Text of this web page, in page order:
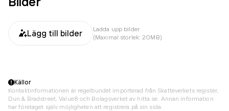
Lägg till bilder
Ladda upp bilder
(Maximal storlek: 20MB)
Källor
Kontaktinformationen är regelbundet importerad från Skatteverkets register,
Dun & Bradstreet, Value8 och Bolagsverket av hitta.se. Annan information
har företaget själv möjligheten att registrera på sin sida.